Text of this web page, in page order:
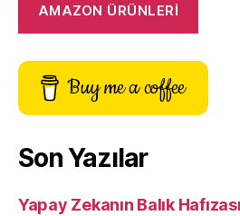
AMAZON ÜRÜNLERİ
Buy me a coffee
Son Yazılar
Yapay Zekanın Balık